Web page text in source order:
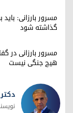
مسرور بارزانی:
گذاشته شود
مسرور بارزانی در
هیچ جنگی نیست